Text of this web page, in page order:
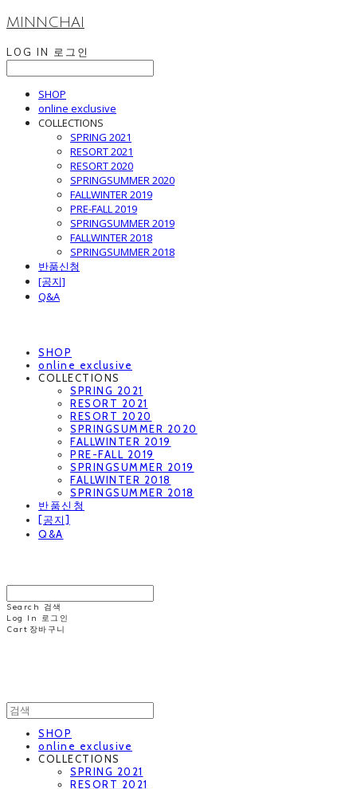
MINNCHAI
LOG IN 로그인
SHOP
online exclusive
COLLECTIONS
SPRING 2021
RESORT 2021
RESORT 2020
SPRINGSUMMER 2020
FALLWINTER 2019
PRE-FALL 2019
SPRINGSUMMER 2019
FALLWINTER 2018
SPRINGSUMMER 2018
반품신청
[공지]
Q&A
SHOP
online exclusive
COLLECTIONS
SPRING 2021
RESORT 2021
RESORT 2020
SPRINGSUMMER 2020
FALLWINTER 2019
PRE-FALL 2019
SPRINGSUMMER 2019
FALLWINTER 2018
SPRINGSUMMER 2018
반품신청
[공지]
Q&A
Search
검색
Log In
로그인
Cart 장바구니
SHOP
online exclusive
COLLECTIONS
SPRING 2021
RESORT 2021